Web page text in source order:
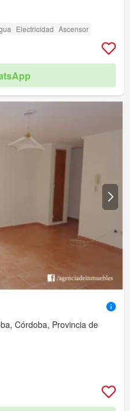
Electricidad Ascensor
Córdoba, Provincia de